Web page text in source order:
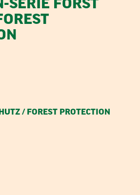
SERIE FORST
/ FOREST PROTECTION